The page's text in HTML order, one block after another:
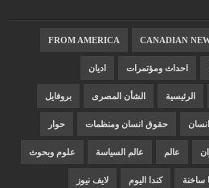
CANADIAN
FROM AMERICA
احداث ومؤتمرات اديان
الرئيسية الشأن المصرى بروفايل
حقوق انسان ومنظمات حوار
عالم عالم السياسة علوم وبحوث
ساخنة كندا اليوم لايف نيوز